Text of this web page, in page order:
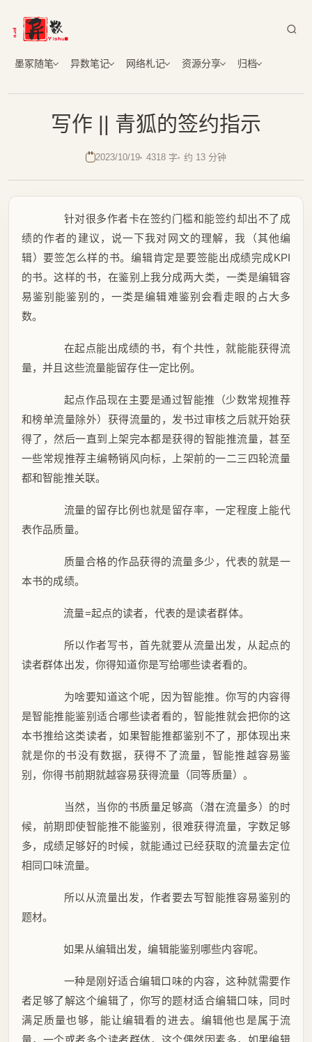
墨冢随笔 异数笔记 网络札记 资源分享 归档
写作 || 青狐的签约指示
2023/10/19 4318 字 约 13 分钟
针对很多作者卡在签约门槛和能签约却出不了成
绩的作者的建议，说一下我对网文的理解，我（其他编
辑）要签怎么样的书。编辑肯定是要签能出成绩完成KPI
的书。这样的书，在鉴别上我分成两大类，一类是编辑容
易鉴别能鉴别的，一类是编辑难鉴别会看走眼的占大多
数。
在起点能出成绩的书，有个共性，就能能获得流
量，并且这些流量能留存住一定比例。
起点作品现在主要是通过智能推（少数常规推荐
和榜单流量除外）获得流量的，发书过审核之后就开始获
得了，然后一直到上架完本都是获得的智能推流量，甚至
一些常规推荐主编畅销风向标，上架前的一二三四轮流量
都和智能推关联。
流量的留存比例也就是留存率，一定程度上能代
表作品质量。
质量合格的作品获得的流量多少，代表的就是一
本书的成绩。
流量=起点的读者，代表的是读者群体。
所以作者写书，首先就要从流量出发，从起点的
读者群体出发，你得知道你是写给哪些读者看的。
为啥要知道这个呢，因为智能推。你写的内容得
是智能推能鉴别适合哪些读者看的，智能推就会把你的这
本书推给这类读者，如果智能推都鉴别不了，那体现出来
就是你的书没有数据，获得不了流量，智能推越容易鉴
别，你得书前期就越容易获得流量（同等质量）。
当然，当你的书质量足够高（潜在流量多）的时
候，前期即使智能推不能鉴别，很难获得流量，字数足够
多，成绩足够好的时候，就能通过已经获取的流量去定位
相同口味流量。
所以从流量出发，作者要去写智能推容易鉴别的
题材。
如果从编辑出发，编辑能鉴别哪些内容呢。
一种是刚好适合编辑口味的内容，这种就需要作
者足够了解这个编辑了，你写的题材适合编辑口味，同时
满足质量也够，能让编辑看的进去。编辑他也是属于流
量，一个或者多个读者群体，这个偶然因素多，如果编辑